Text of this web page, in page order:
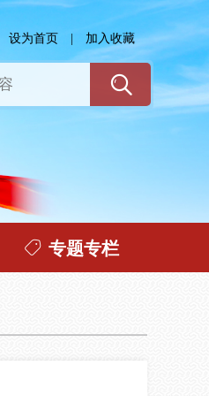
设为首页 加入收藏
专题专栏